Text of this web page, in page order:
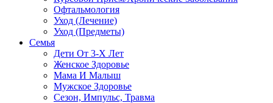
Офтальмология
Уход (Лечение)
Уход (Предметы)
Семья
Дети От 3-Х Лет
Женское Здоровье
Мама И Малыш
Мужское Здоровье
Сезон, Импульс, Травма